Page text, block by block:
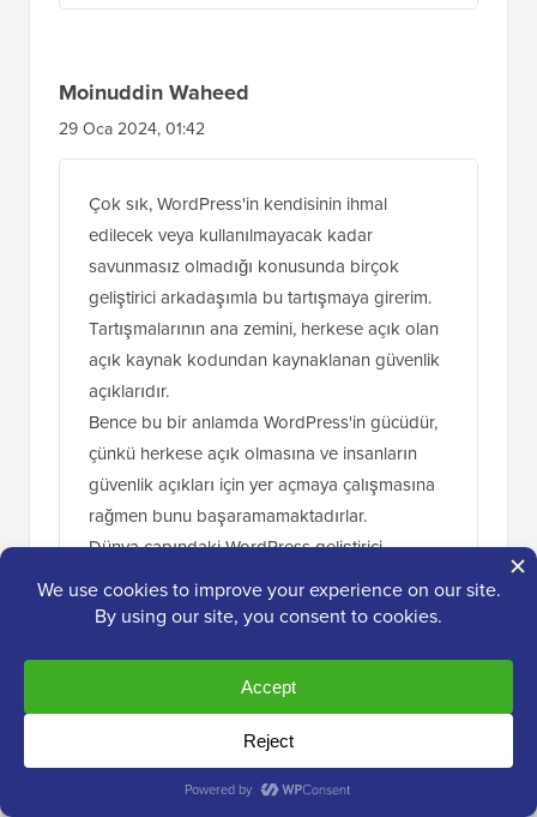
Moinuddin Waheed
29 Oca 2024, 01:42
Çok sık, WordPress'in kendisinin ihmal
edilecek veya kullanılmayacak kadar
savunmasız olmadığı konusunda birçok
geliştirici arkadaşımla bu tartışmaya girerim.
Tartışmalarının ana zemini, herkese açık olan
açık kaynak kodundan kaynaklanan güvenlik
açıklarıdır.
Bence bu bir anlamda WordPress'in gücüdür,
çünkü herkese açık olmasına ve insanların
güvenlik açıkları için yer açmaya çalışmasına
rağmen bunu başaramamaktadırlar.
Dünya çapındaki WordPress geliştirici
topluluğunu takdir etmeliyiz, bu da onu herkes
için kusursuz, güvenli ve kullanılabilir hale